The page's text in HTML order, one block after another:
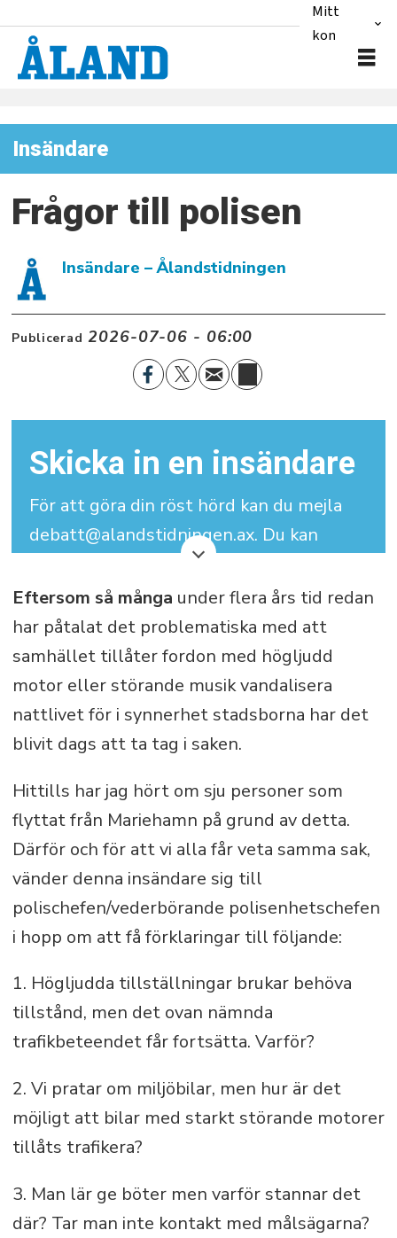
Mitt
konto
Insändare
Frågor till polisen
Insändare – Ålandstidningen
Publicerad 2026-07-06 - 06:00
Skicka in en insändare
För att göra din röst hörd kan du mejla
debatt@alandstidningen.ax. Du kan
skriva under med signatur men vi
behöver dina kontaktuppgifter.
Din insändare får maximalt bestå av
3.000 tecken (inklusive mellanslag).
Eftersom så många under flera års tid redan
har påtalat det problematiska med att
samhället tillåter fordon med högljudd
motor eller störande musik vandalisera
nattlivet för i synnerhet stadsborna har det
blivit dags att ta tag i saken.
Hittills har jag hört om sju personer som
flyttat från Mariehamn på grund av detta.
Därför och för att vi alla får veta samma sak,
vänder denna insändare sig till
polischefen/vederbörande polisenhetschefen
i hopp om att få förklaringar till följande:
1. Högljudda tillställningar brukar behöva
tillstånd, men det ovan nämnda
trafikbeteendet får fortsätta. Varför?
2. Vi pratar om miljöbilar, men hur är det
möjligt att bilar med starkt störande motorer
tillåts trafikera?
3. Man lär ge böter men varför stannar det
där? Tar man inte kontakt med målsägarna?